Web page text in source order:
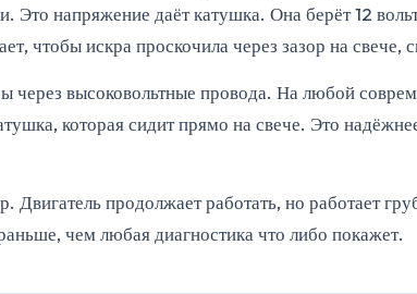
Это напряжение даёт катушка. Она берёт 12
чтобы искра проскочила через зазор на свече,
высоковольтные провода. На любой
которая сидит прямо на свече. Это
Двигатель продолжает работать, но работает
чем любая диагностика что либо покажет.